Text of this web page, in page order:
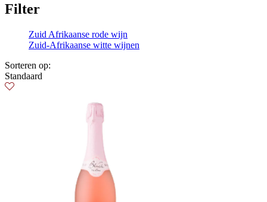
Filter
Zuid Afrikaanse rode wijn
Zuid-Afrikaanse witte wijnen
Sorteren op:
Standaard